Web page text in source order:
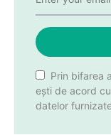
Prin bifarea
ești de acord
datelor